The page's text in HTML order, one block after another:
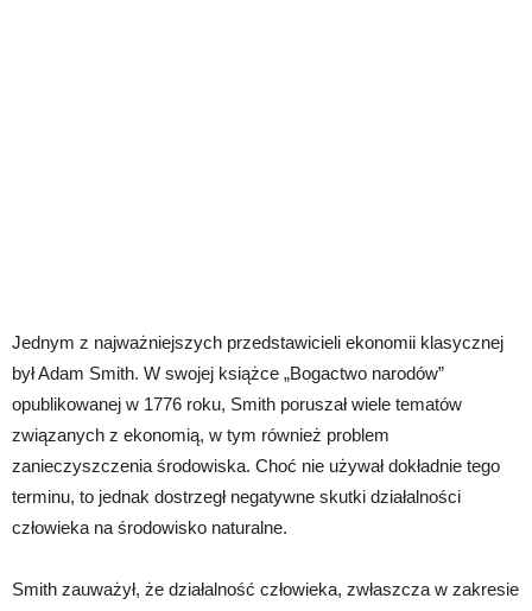
Jednym z najważniejszych przedstawicieli ekonomii klasycznej
był Adam Smith. W swojej książce „Bogactwo narodów”
opublikowanej w 1776 roku, Smith poruszał wiele tematów
związanych z ekonomią, w tym również problem
zanieczyszczenia środowiska. Choć nie używał dokładnie tego
terminu, to jednak dostrzegł negatywne skutki działalności
człowieka na środowisko naturalne.
Smith zauważył, że działalność człowieka, zwłaszcza w zakresie